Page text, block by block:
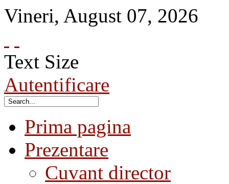
Vineri, August 07, 2026
Text Size
Autentificare
Prima pagina
Prezentare
Cuvant director